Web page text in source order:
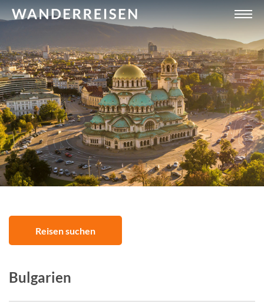
Bulgarien
Reisen suchen